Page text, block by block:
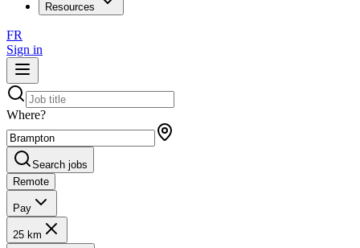
Resources
FR
Sign in
Where?
Search jobs
Remote
Pay
25 km